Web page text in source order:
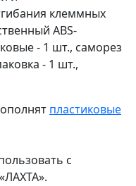
клеммных
ABS-
- 1 шт., саморез
- 1 шт.,
пластиковые
с